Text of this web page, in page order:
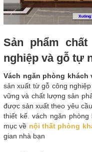
Sản phẩm
nghiệp và gỗ tự
Vách ngăn phòng khách
sản xuất từ gỗ công
vững và chất lượng sản
được sản xuất theo yêu
thiết kế. vách ngăn
mục về nội thất phòng
gian nhà bạn